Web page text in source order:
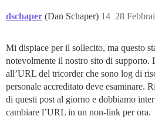
dschaper (Dan Schaper) 28
14
Mi dispiace per il sollecito, ma questo
notevolmente il nostro sito di supporto.
all’URL del tricorder che sono log di
personale accreditato deve esaminare.
di questi post al giorno e dobbiamo
cambiare l’URL in un non-link per ora.